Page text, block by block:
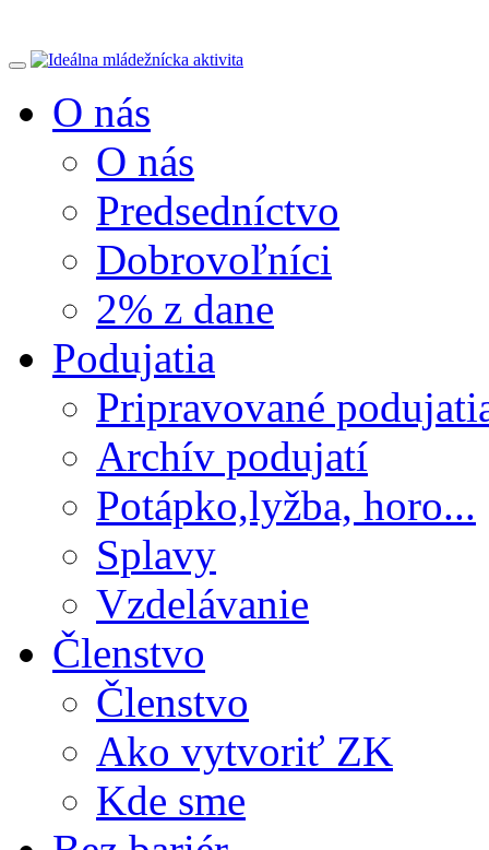
O nás
O nás
Predsedníctvo
Dobrovoľníci
2% z dane
Podujatia
Pripravované
Archív podujatí
Potápko,lyžba, horo...
Splavy
Vzdelávanie
Členstvo
Členstvo
Ako vytvoriť ZK
Kde sme